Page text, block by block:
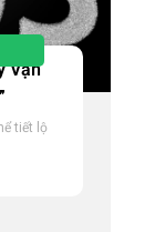
Vận
tiết lộ